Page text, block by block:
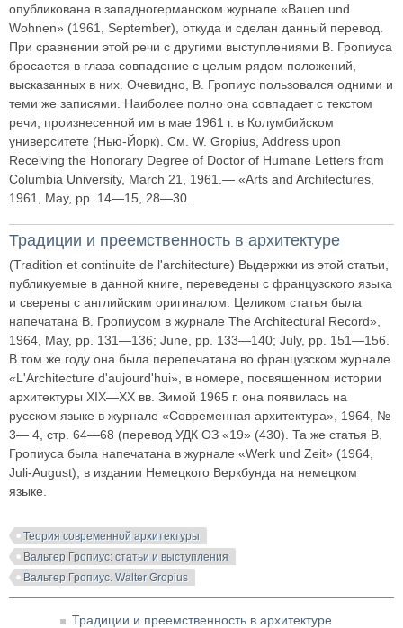
опубликована в западногерманском журнале «Bauen und
Wohnen» (1961, September), откуда и сделан данный перевод.
При сравнении этой речи с другими выступлениями В. Гропиуса
бросается в глаза совпадение с целым рядом положений,
высказанных в них. Очевидно, В. Гропиус пользовался одними и
теми же записями. Наиболее полно она совпадает с текстом
речи, произнесенной им в мае 1961 г. в Колумбийском
университете (Нью-Йорк). См. W. Gropius, Address upon
Receiving the Honorary Degree of Doctor of Humane Letters from
Columbia University, March 21, 1961.— «Arts and Architectures,
1961, May, pp. 14—15, 28—30.
Традиции и преемственность в архитектуре
(Tradition et continuite de l'architecture) Выдержки из этой статьи,
публикуемые в данной книге, переведены с французского языка
и сверены с английским оригиналом. Целиком статья была
напечатана В. Гропиусом в журнале The Architectural Record»,
1964, May, pp. 131—136; June, pp. 133—140; July, pp. 151—156.
В том же году она была перепечатана во французском журнале
«L'Architecture d'aujourd'hui», в номере, посвященном истории
архитектуры XIX—XX вв. Зимой 1965 г. она появилась на
русском языке в журнале «Современная архитектура», 1964, №
3— 4, стр. 64—68 (перевод УДК ОЗ «19» (430). Та же статья В.
Гропиуса была напечатана в журнале «Werk und Zeit» (1964,
Juli-August), в издании Немецкого Веркбунда на немецком
языке.
Теория современной архитектуры
Вальтер Гропиус: статьи и выступления
Вальтер Гропиус. Walter Gropius
Традиции и преемственность в архитектуре